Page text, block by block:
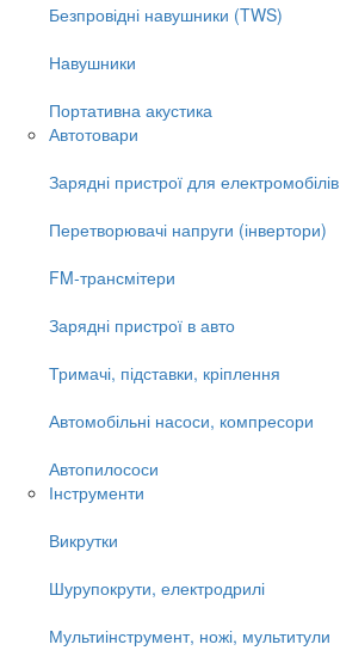
Безпровідні навушники (TWS)
Навушники
Портативна акустика
Автотовари
Зарядні пристрої для електромобілів
Перетворювачі напруги (інвертори)
FM-трансмітери
Зарядні пристрої в авто
Тримачі, підставки, кріплення
Автомобільні насоси, компресори
Автопилососи
Інструменти
Викрутки
Шурупокрути, електродрилі
Мультиінструмент, ножі, мультитули